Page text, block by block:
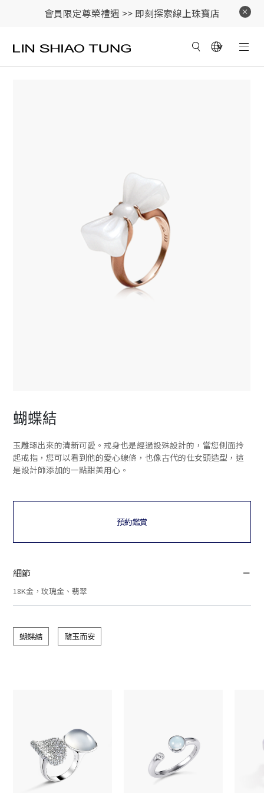
會員限定尊榮禮遇 >> 即刻探索線上珠寶店
蝴蝶結
玉雕琢出來的清新可愛。戒身也是經過設殊設計的，當您側面拎
起戒指，您可以看到他的愛心線條，也像古代的仕女頭造型，這
是設計師添加的一點甜美用心。
預約鑑賞
細節
18K金，玫瑰金、翡翠
蝴蝶結 隨玉而安